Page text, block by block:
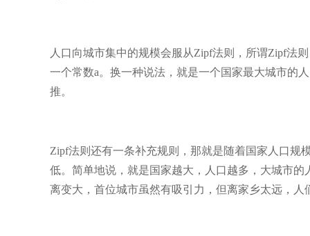
人口向城市集中的规模会服从Zipf法则，所谓Zipf法
一个常数a。换一种说法，就是一个国家最大城市的
推。
Zipf法则还有一条补充规则，那就是随着国家人口规
低。简单地说，就是国家越大，人口越多，大城市
离变大，首位城市虽然有吸引力，但离家乡太远，人